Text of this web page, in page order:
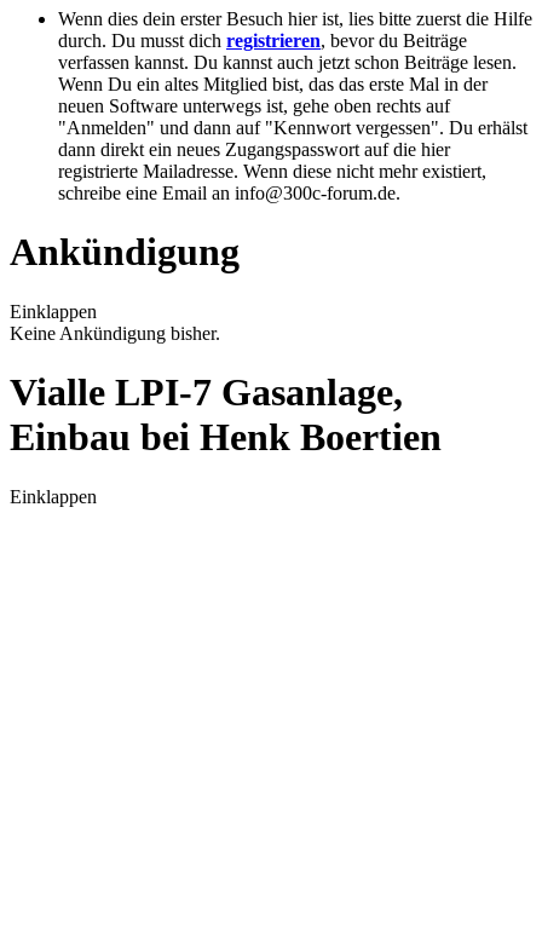
Wenn dies dein erster Besuch hier ist, lies bitte zuerst die Hilfe
durch. Du musst dich registrieren, bevor du Beiträge
verfassen kannst. Du kannst auch jetzt schon Beiträge lesen.
Wenn Du ein altes Mitglied bist, das das erste Mal in der
neuen Software unterwegs ist, gehe oben rechts auf
"Anmelden" und dann auf "Kennwort vergessen". Du erhälst
dann direkt ein neues Zugangspasswort auf die hier
registrierte Mailadresse. Wenn diese nicht mehr existiert,
schreibe eine Email an info@300c-forum.de.
Ankündigung
Einklappen
Keine Ankündigung bisher.
Vialle LPI-7 Gasanlage,
Einbau bei Henk Boertien
Einklappen